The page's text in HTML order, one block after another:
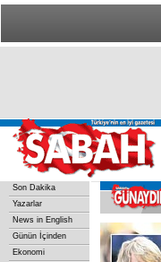
Son Dakika
Yazarlar
News in English
Günün İçinden
Ekonomi